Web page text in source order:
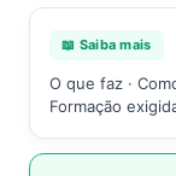
📖 Saiba mais
O que faz ·
Formação